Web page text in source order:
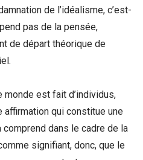
de l’idéalisme, c’est-
pas de la pensée,
de départ théorique de
monde est fait d’individus,
affirmation qui constitue une
dans le cadre de la
signifiant, donc, que le